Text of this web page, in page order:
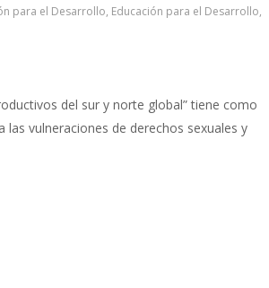
para el Desarrollo, Educación para el Desarrollo,
del sur y norte global” tiene como
vulneraciones de derechos sexuales y